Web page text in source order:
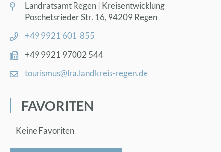
Land­rats­amt Re­gen | Kreis­ent­wick­lung
Po­sche­ts­rie­der Str. 16, 94209 Re­gen
+49 9921 601-855
+49 9921 97002 544
tou­ris­mus@​lra.​landkreis-re­gen.de
FA­VO­RI­TEN
Keine Favoriten